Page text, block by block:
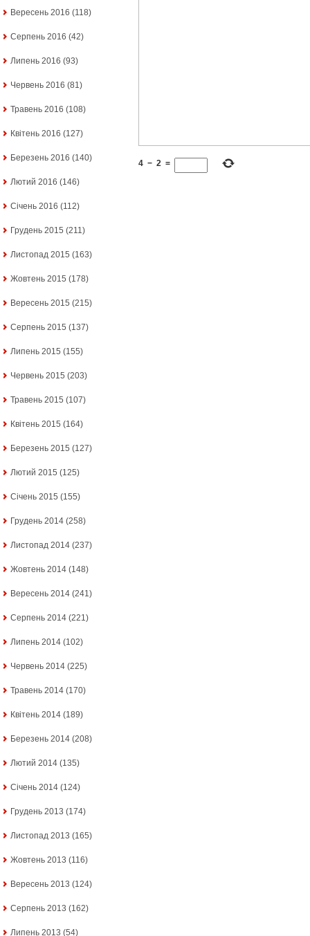
Вересень 2016 (118)
Серпень 2016 (42)
Липень 2016 (93)
Червень 2016 (81)
Травень 2016 (108)
Квітень 2016 (127)
Березень 2016 (140)
Лютий 2016 (146)
Січень 2016 (112)
Грудень 2015 (211)
Листопад 2015 (163)
Жовтень 2015 (178)
Вересень 2015 (215)
Серпень 2015 (137)
Липень 2015 (155)
Червень 2015 (203)
Травень 2015 (107)
Квітень 2015 (164)
Березень 2015 (127)
Лютий 2015 (125)
Січень 2015 (155)
Грудень 2014 (258)
Листопад 2014 (237)
Жовтень 2014 (148)
Вересень 2014 (241)
Серпень 2014 (221)
Липень 2014 (102)
Червень 2014 (225)
Травень 2014 (170)
Квітень 2014 (189)
Березень 2014 (208)
Лютий 2014 (135)
Січень 2014 (124)
Грудень 2013 (174)
Листопад 2013 (165)
Жовтень 2013 (116)
Вересень 2013 (124)
Серпень 2013 (162)
Липень 2013 (54)
4 − 2 =